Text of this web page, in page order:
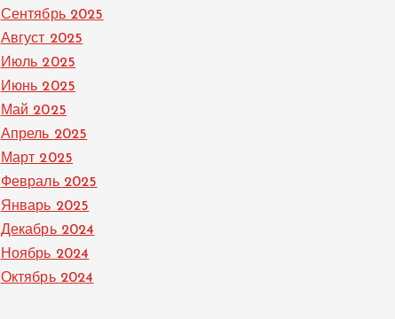
Сентябрь 2025
Август 2025
Июль 2025
Июнь 2025
Май 2025
Апрель 2025
Март 2025
Февраль 2025
Январь 2025
Декабрь 2024
Ноябрь 2024
Октябрь 2024